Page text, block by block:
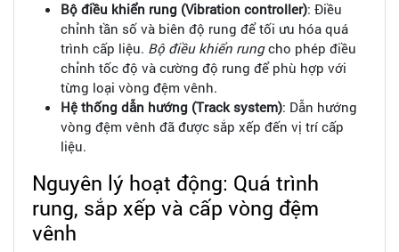
Bộ điều khiển rung (Vibration controller): Điều
chỉnh tần số và biên độ rung để tối ưu hóa quá
trình cấp liệu. Bộ điều khiển rungcho phép điều
chỉnh tốc độ và cường độ rung để phù hợp với
từng loại vòng đệm vênh.
Hệ thống dẫn hướng (Track system): Dẫn hướng
vòng đệm vênh đã được sắp xếp đến vị trí cấp
liệu.
Nguyên lý hoạt động: Quá trình
rung, sắp xếp và cấp vòng đệm
vênh